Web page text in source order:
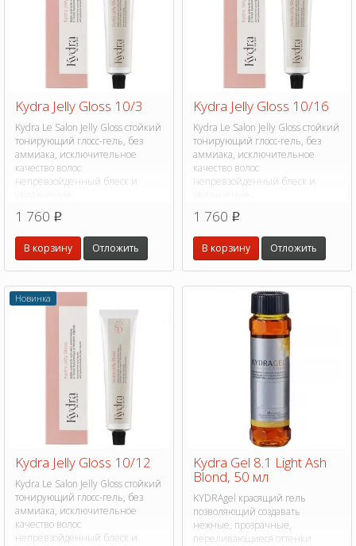
Kydra Jelly Gloss 10/3
Kydra Le Salon Jelly Gloss стойкий
тонирующий глосс-гель, без
аммиака, исключительное
качество волос
непревзойденный блеск и
1 760 p
В корзину Отложить
Kydra Jelly Gloss 10/16
Kydra Le Salon Jelly Gloss стойкий
тонирующий глосс-гель, без
аммиака, исключительное
качество волос
непревзойденный блеск и
1 760 p
В корзину Отложить
Новинка
Kydra Jelly Gloss 10/12
Kydra Le Salon Jelly Gloss стойкий
тонирующий глосс-гель, без
аммиака, исключительное
качество волос
непревзойденный блеск и
Kydra Gel 8.1 Light Ash
Blond, 50 мл
KYDRAgel красящий гель
позволяющий создавать
нежные, прозрачные,
переливающиеся оттенки